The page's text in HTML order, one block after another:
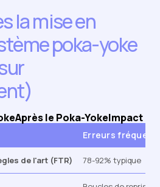
la mise en
poka-yoke
Après le Poka-YokeImpact /
Erreurs
de l'art (FTR) 78-92% typique